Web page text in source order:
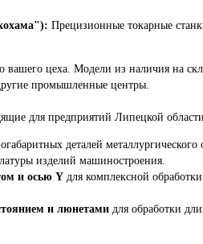
Прецизионные токарные
вашего цеха. Модели из наличия на
промышленные центры.
для предприятий Липецкой
деталей металлургического
изделий машиностроения.
и осью Y для комплексной
и люнетами для обработки